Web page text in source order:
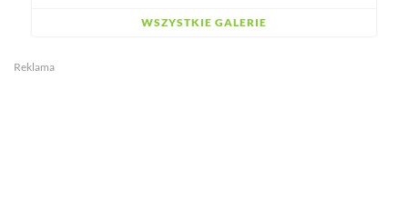
WSZYSTKIE GALERIE
Reklama